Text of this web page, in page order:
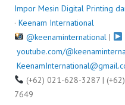
Impor Mesin Digital Printing
· Keenam International
@keenaminternational|
youtube.com/
(+62) 021-628-3287 |
7649